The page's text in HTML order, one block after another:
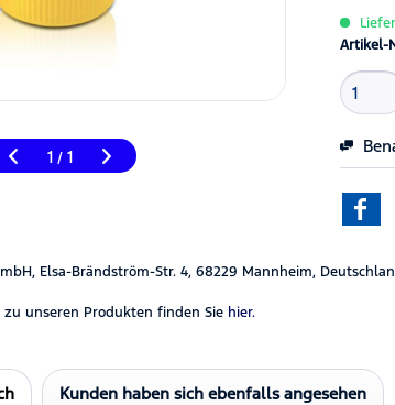
1 / 1
Artikel-
Elsa-Brändström-Str. 4, 68229 Mannheim,
unseren Produkten finden Sie hier.
Kunden haben sich ebenfalls angesehen